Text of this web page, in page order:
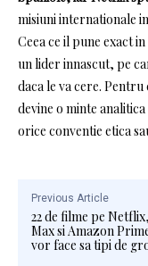
misiuni internationale
Ceea ce il pune exact
un lider innascut, pe
daca le va cere. Pentru
devine o minte
orice conventie etica
Previous Article
22 de filme pe
Max si Amazon
vor face sa tipi de